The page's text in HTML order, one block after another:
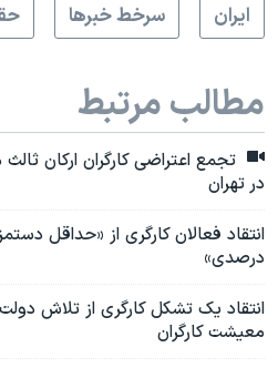
ايران
سرخط خبرها
مطالب مرتبط
تجمع اعتراضی کارگران ارکان
در تهران
درصدی»
انتقاد یک تشکل کارگری از تلاش
معیشت کارگران